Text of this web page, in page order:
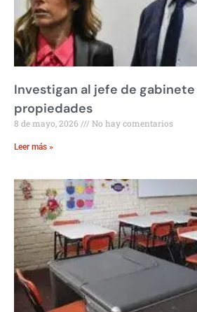
Investigan al jefe de
propiedades
8 de mayo, 2026 No hay comentarios
Leer más »